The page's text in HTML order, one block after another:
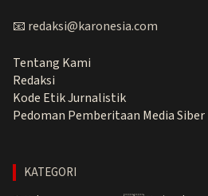
📧 redaksi@karonesia.com
Tentang Kami
Redaksi
Kode Etik Jurnalistik
Pedoman Pemberitaan Media Siber
KATEGORI